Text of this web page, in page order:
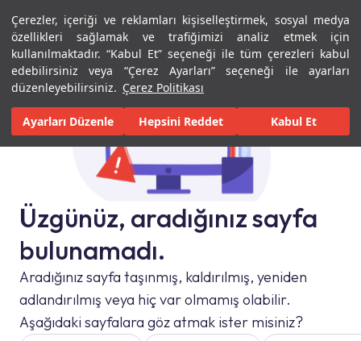
Çerezler, içeriği ve reklamları kişiselleştirmek, sosyal medya
özellikleri sağlamak ve trafiğimizi analiz etmek için
kullanılmaktadır. “Kabul Et” seçeneği ile tüm çerezleri kabul
edebilirsiniz veya “Çerez Ayarları” seçeneği ile ayarları
düzenleyebilirsiniz. Çerez Politikası
Ayarları Düzenle Hepsini Reddet Kabul Et
Menü Menü
Üzgünüz, aradığınız sayfa
bulunamadı.
Aradığınız sayfa taşınmış, kaldırılmış, yeniden
adlandırılmış veya hiç var olmamış olabilir.
Aşağıdaki sayfalara göz atmak ister misiniz?